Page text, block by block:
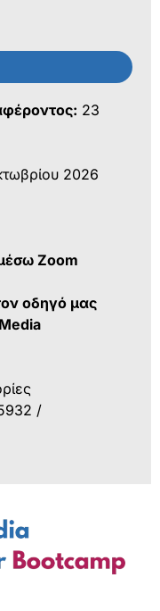
23
2026
Zoom
οδηγό μας
/